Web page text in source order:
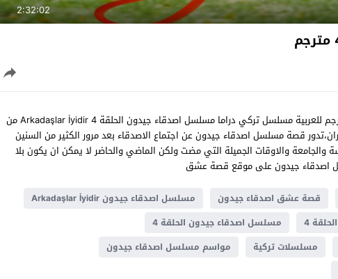
2:32:02
شاهد مسلسل اصدقاء جيدون الحلقة 4 مترجم للعربية مسلسل تركي دراما مسلسل اصدقاء جيدون الحلقة 4 Arkadaşlar İyidir من
قصة مسلسل اصدقاء جيدون عن اجتماع الاصدقاء بعد مرور الكثير من السنين
والجامعة والاوقات الجميلة التي مضت ولكن الماضي والحاضر لا يمكن ان يكون بلا
اصدقاء جيدون على موقع قصة عشق
قصة عشق اصدقاء جيدون
مسلسل اصدقاء جيدون Arkadaşlar İyidir
4
مسلسل اصدقاء جيدون الحلقة 4
مسلسلات تركية
مواسم مسلسل اصدقاء جيدون